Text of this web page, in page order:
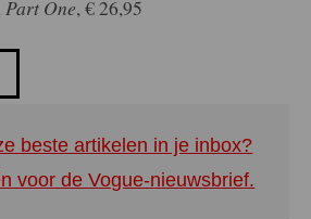
One, € 26,95
beste artikelen in je inbox?
voor de Vogue-nieuwsbrief.